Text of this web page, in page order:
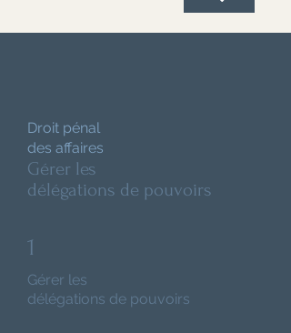
Gérer les
délégations de pouvoirs
1
Gérer les
délégations de pouvoirs
Droit pénal
des affaires